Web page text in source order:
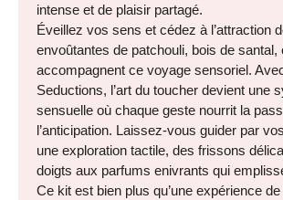
intense et de plaisir partagé.
Éveillez vos sens et cédez à l’attraction
envoûtantes de patchouli, bois de santal,
accompagnent ce voyage sensoriel.
Seductions, l’art du toucher devient une
sensuelle où chaque geste nourrit la
l’anticipation. Laissez-vous guider par
une exploration tactile, des frissons
doigts aux parfums enivrants qui
Ce kit est bien plus qu’une expérience